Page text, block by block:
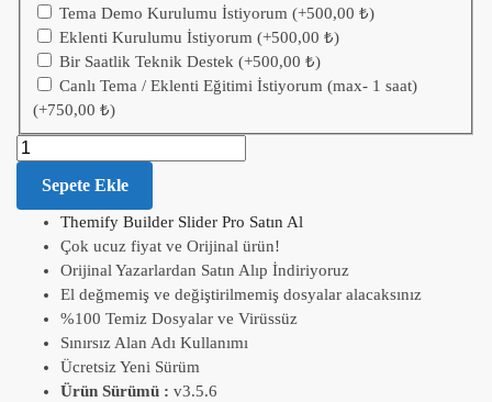
Tema Demo Kurulumu İstiyorum(+500,00₺)
Eklenti Kurulumu İstiyorum(+500,00₺)
Bir Saatlik Teknik Destek(+500,00₺)
Canlı Tema / Eklenti Eğitimi İstiyorum (max- 1 saat)
(+750,00₺)
Sepete Ekle
Themify Builder Slider Pro Satın Al
Çok ucuz fiyat ve Orijinal ürün!
Orijinal Yazarlardan Satın Alıp İndiriyoruz
El değmemiş ve değiştirilmemiş dosyalar alacaksınız
%100 Temiz Dosyalar ve Virüssüz
Sınırsız Alan Adı Kullanımı
Ücretsiz Yeni Sürüm
Ürün Sürümü : v3.5.6